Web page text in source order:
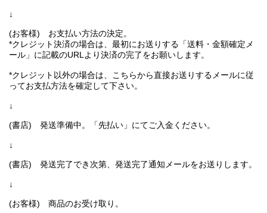
↓
(お客様) お支払い方法の決定。
*クレジット決済の場合は、最初にお送りする「送料・金額確定メ
ール」に記載のURLより決済の完了をお願いします。
*クレジット以外の場合は、こちらから直接お送りするメールに従
ってお支払方法を確定して下さい。
↓
(書店) 発送準備中。「先払い」にてご入金ください。
↓
(書店) 発送完了でき次第、発送完了通知メールをお送りします。
↓
(お客様) 商品のお受け取り。